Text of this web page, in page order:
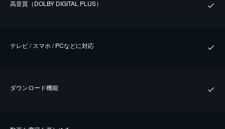
⾼⾳質（DOLBY DIGITAL PLUS）
テレビ / スマホ / PCなどに対応
ダウンロード機能